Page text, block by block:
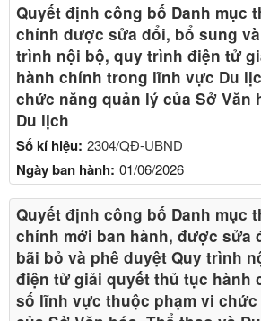
Số kí hiệu: 2304/QĐ-UBND
Ngày ban hành: 01/06/2026
Quyết định công bố Danh mục
chính được sửa đổi, bổ sung
trình nội bộ, quy trình điện tử
hành chính trong lĩnh vực Du
chức năng quản lý của Sở Văn
Du lịch
Quyết định công bố Danh mục
chính mới ban hành, được sửa
bãi bỏ và phê duyệt Quy trình
điện tử giải quyết thủ tục hành
số lĩnh vực thuộc phạm vi